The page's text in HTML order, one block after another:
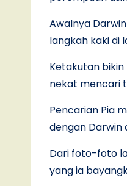
Awalnya
langkah kaki di
Ketakutan
nekat mencari
Pencarian Pia
dengan Darwin
Dari foto-foto
yang ia